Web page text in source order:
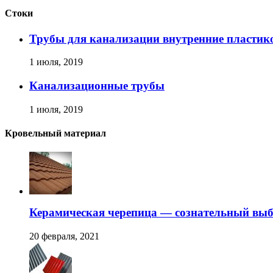
Стоки
Трубы для канализации внутренние
1 июля, 2019
Канализационные трубы
1 июля, 2019
Кровельный материал
Керамическая черепица — сознательный
20 февраля, 2021